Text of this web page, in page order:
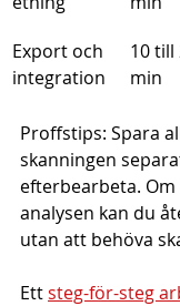
Export och
integration
10 till
min
Proffstips: Spara
skanningen
efterbearbeta.
analysen kan du
utan att behöva
Ett steg-för-steg